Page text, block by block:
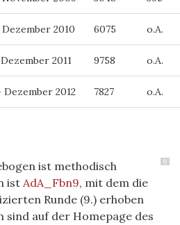
2010 6075 o.A.
2011 9758 o.A.
2012 7827 o.A.
9
ist methodisch
istAdA_Fbn9, mit dem die
Runde (9.) erhoben
sind auf der Homepage des